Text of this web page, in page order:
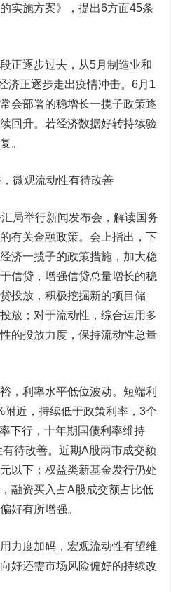
实施方案》，提出6方面45条
逐步过去，从5月制造业和
济正逐步走出疫情冲击。6月1
会部署的稳增长一揽子政策逐
回升。若经济数据好转持续验
。
微观流动性有待改善
举行新闻发布会，解读国务
有关金融政策。会上指出，下
济一揽子的政策措施，加大稳
信贷，增强信贷总量增长的稳
投放，积极挖掘新的项目储
放；对于流动性，综合运用多
的投放力度，保持流动性总量
，利率水平低位波动。短端利
附近，持续低于政策利率，3个
下行，十年期国债利率维持
待改善。近期A股两市成交额
以下；权益类新基金发行仍处
融资买入占A股成交额占比低
好有所增强。
度加码，宏观流动性有望维
好还需市场风险偏好的持续改